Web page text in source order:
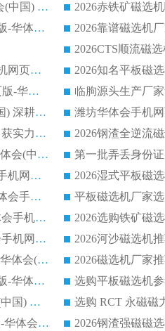
2026平板磁选机十大品牌哪家好?华体会手机网页版-华体会(中国) 作为靠谱厂家实力出众
2026铁矿顺流永磁筒式磁选机十大品牌：华体会手机网页版-华体会(中国) 作为实力厂家领跑行业
2026平板磁选机厂家技术成熟口碑稳定推荐榜：华体会手机网页版-华体会(中国) 厂家
2026CTB 半逆流磁选机五大排行 实力厂家华体会手机网页版-华体会(中国) 领跑行业
长石永磁滚筒实力厂家2026 华体会手机网页版-华体会(中国) 深耕磁电领域品质可靠
河沙磁选机优质厂家推荐 华体会手机网页版-华体会(中国) 获实力与口碑企业
2026干式磁选机靠谱生产厂家参考：华体会手机网页版-华体会(中国) 多款设备适配多行业选矿需求
2026铁矿干选磁选机选购指南，众多矿山用户青睐华体会手机网页版-华体会(中国) 源头厂家
2026矿用除铁永磁滚筒选购参考，高口碑源头厂家优选华体会手机网页版-华体会(中国)
2026靠谱磁选机厂家怎么选?综合实测，众多客户青睐华体会手机网页版-华体会(中国) 设备
2026干湿式磁选机选购怎么选?多地区用户实测优选华体会手机网页版-华体会(中国) 生产厂家
高岭土提纯平板磁选机选购指南，优选华体会手机网页版-华体会(中国) 靠谱生产厂家
2026选购平板磁选机参考客户真实体验，华体会手机网页版-华体会(中国) 厂家行业口碑排名前列
2026平板磁选机靠谱厂家推荐_ 华体会手机网页版-华体会(中国) 凭借良好口碑获得众多客户认可
选购矿山 CTS 顺流磁选机找实体厂家，华体会手机网页版-华体会(中国) 按需定制设备配套完善售后